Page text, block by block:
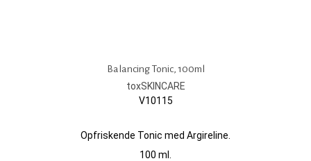
Balancing Tonic, 100ml
toxSKINCARE
V10115
Opfriskende Tonic med Argireline.
100 ml.